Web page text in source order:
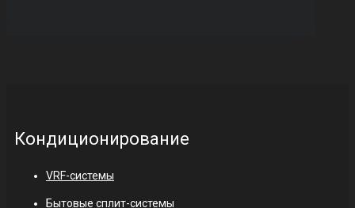
Кондиционирование
VRF-системы
Бытовые сплит-системы